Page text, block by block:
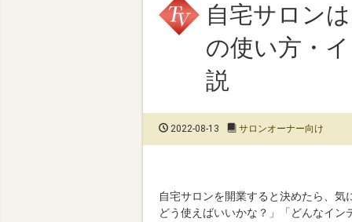
自宅サロン
の使い方・
説
2022-08-13 サロンオーナー向け
自宅サロンを開業すると決めたら、
どう使えばいいかな？」「どんなイ